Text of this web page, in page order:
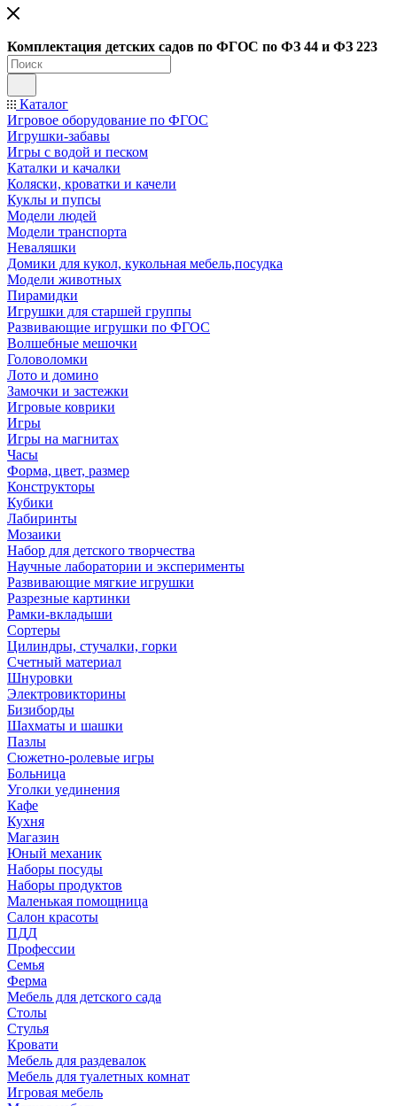
Комплектация детских садов по ФГОC по ФЗ 44 и ФЗ 223
Каталог
Игровое оборудование по ФГОС
Игрушки-забавы
Игры с водой и песком
Каталки и качалки
Коляски, кроватки и качели
Куклы и пупсы
Модели людей
Модели транспорта
Неваляшки
Домики для кукол, кукольная мебель,посудка
Модели животных
Пирамидки
Игрушки для старшей группы
Развивающие игрушки по ФГОС
Волшебные мешочки
Головоломки
Лото и домино
Замочки и застежки
Игровые коврики
Игры
Игры на магнитах
Часы
Форма, цвет, размер
Конструкторы
Кубики
Лабиринты
Мозаики
Набор для детского творчества
Научные лаборатории и эксперименты
Развивающие мягкие игрушки
Разрезные картинки
Рамки-вкладыши
Сортеры
Цилиндры, стучалки, горки
Счетный материал
Шнуровки
Электровикторины
Бизиборды
Шахматы и шашки
Пазлы
Сюжетно-ролевые игры
Больница
Уголки уединения
Кафе
Кухня
Магазин
Юный механик
Наборы посуды
Наборы продуктов
Маленькая помощница
Салон красоты
ПДД
Профессии
Семья
Ферма
Мебель для детского сада
Столы
Cтулья
Кровати
Мебель для раздевалок
Мебель для туалетных комнат
Игровая мебель